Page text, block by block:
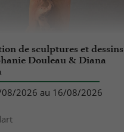
de sculptures et dessins
Douleau & Diana
2026 au 16/08/2026